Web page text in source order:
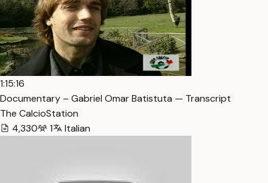
1:15:16
Documentary – Gabriel Omar Batistuta — Transcript
The CalcioStation
4,330
1 Italian